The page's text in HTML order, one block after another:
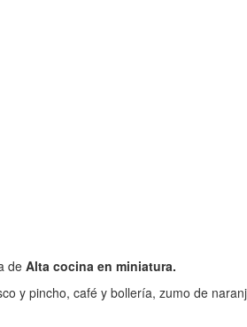
de Alta cocina en miniatura.
y pincho, café y bollería, zumo de